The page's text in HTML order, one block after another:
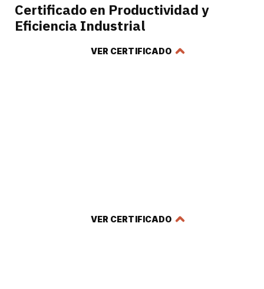
Certificado en Productividad y
Eficiencia Industrial
VER CERTIFICADO
VER CERTIFICADO